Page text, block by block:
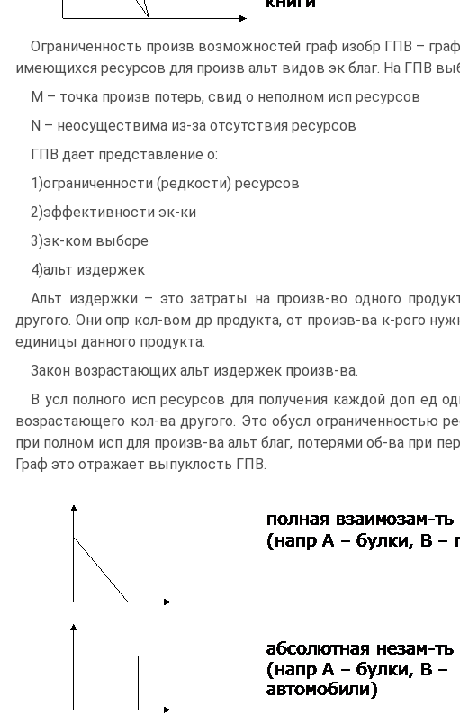
Ограниченность произв возможностей граф изобр ГПВ –
имеющихся ресурсов для произв альт видов эк благ. На ГПВ
М – точка произв потерь, свид о неполном исп ресурсов
N – неосуществима из-за отсутствия ресурсов
ГПВ дает представление о:
1)ограниченности (редкости) ресурсов
2)эффективности эк-ки
3)эк-ком выборе
4)альт издержек
Альт издержки – это затраты на произв-во одного
другого. Они опр кол-вом др продукта, от произв-ва к-рого
единицы данного продукта.
Закон возрастающих альт издержек произв-ва.
В усл полного исп ресурсов для получения каждой доп ед
возрастающего кол-ва другого. Это обусл ограниченностью
при полном исп для произв-ва альт благ, потерями об-ва при
Граф это отражает выпуклость ГПВ.